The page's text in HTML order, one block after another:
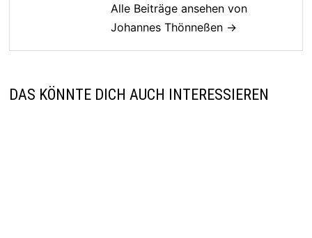
Alle Beiträge ansehen von
Johannes Thönneßen →
DAS KÖNNTE DICH AUCH INTERESSIEREN